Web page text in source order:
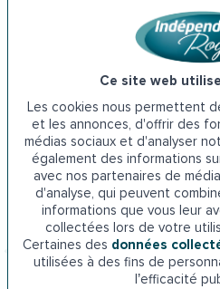
Ce site web
Les cookies nous permettent
et les annonces, d'offrir des
médias sociaux et d'analyser
également des informations
avec nos partenaires de
d'analyse, qui peuvent
informations que vous leur
collectées lors de votre
Certaines des données
utilisées à des fins de
l’efficacité